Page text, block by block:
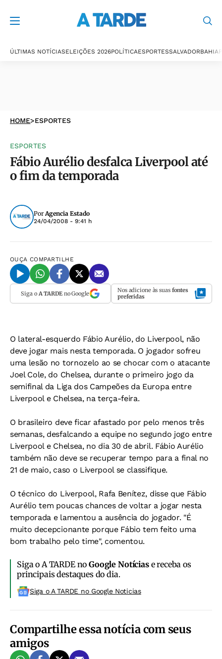
ÚLTIMAS NOTÍCIASELEIÇÕES 2026POLÍTICAESPORTESSALVADORBAHIA
HOME>ESPORTES
ESPORTES
Fábio Aurélio desfalca Liverpool até
o fim da temporada
PorAgencia Estado
24/04/2008 - 9:41 h
OUÇA COMPARTILHE
Siga o A TARDEno Google Nos adicione às suas fontes
preferidas
O lateral-esquerdo Fábio Aurélio, do Liverpool, não
deve jogar mais nesta temporada. O jogador sofreu
uma lesão no tornozelo ao se chocar com o atacante
Joel Cole, do Chelsea, durante o primeiro jogo da
semifinal da Liga dos Campeões da Europa entre
Liverpool e Chelsea, na terça-feira.
O brasileiro deve ficar afastado por pelo menos três
semanas, desfalcando a equipe no segundo jogo entre
Liverpool e Chelsea, no dia 30 de abril. Fábio Aurélio
também não deve se recuperar tempo para a final no
21 de maio, caso o Liverpool se classifique.
O técnico do Liverpool, Rafa Benítez, disse que Fábio
Aurélio tem poucas chances de voltar a jogar nesta
temporada e lamentou a ausência do jogador. "É
muito decepcionante porque Fábio tem feito uma
bom trabalho pelo time", comentou.
Siga o A TARDE noGoogle Notíciase receba os
principais destaques do dia.
Siga o A TARDE no Google Noticias
Compartilhe essa notícia com seus
amigos